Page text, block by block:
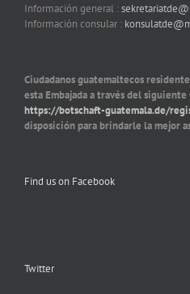
Información general :
Información consular :
Ciudadanos guatemaltecos
esta Embajada a través del
https://botschaft-guatemala.de/
disposición para brindarle la mejor
Find us on Facebook
Twitter